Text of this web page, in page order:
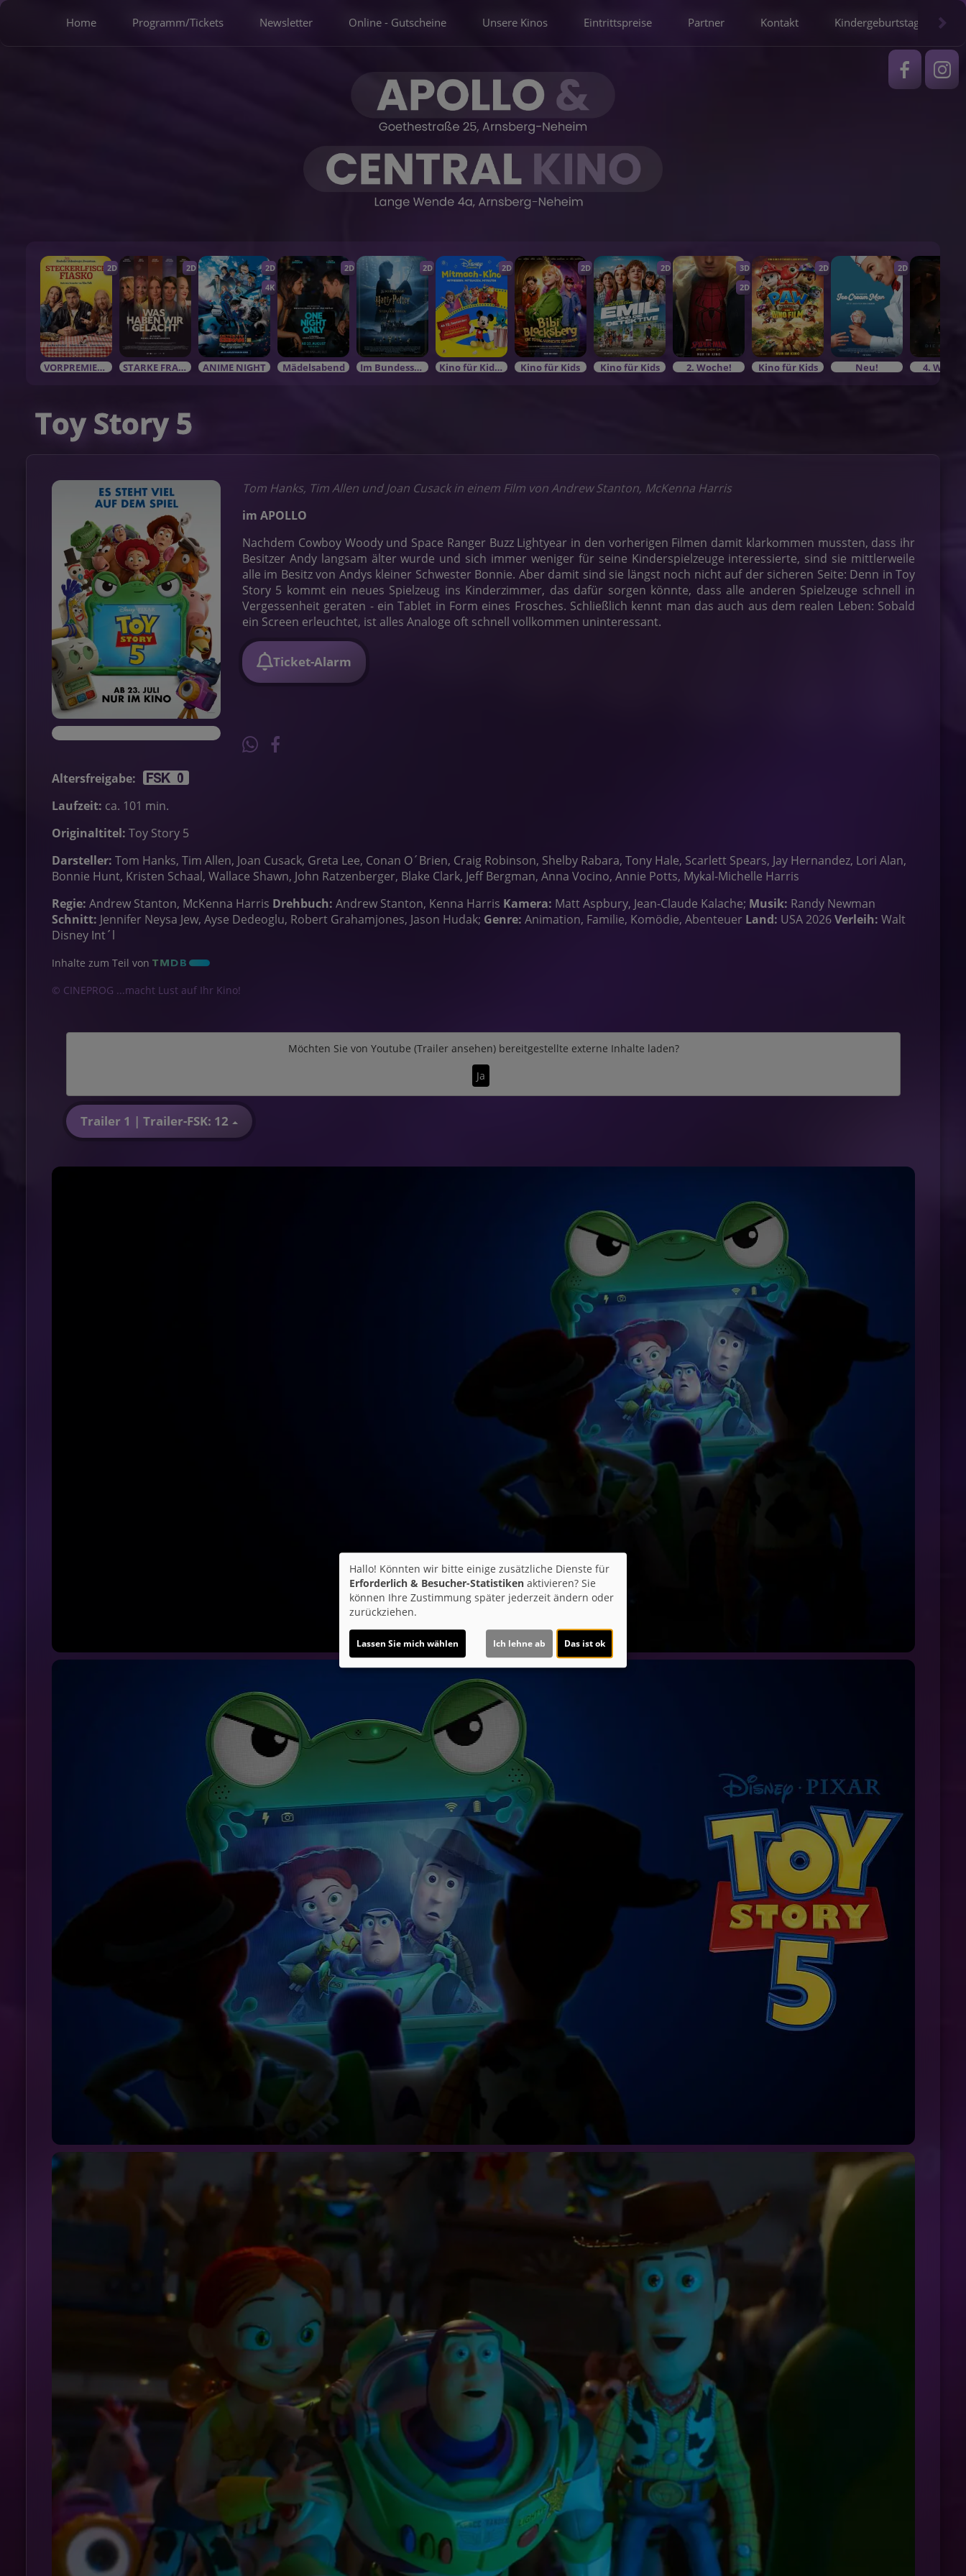
Home Programm/Tickets Newsletter Online - Gutscheine Unsere Kinos Eintrittspreise Partner Kontakt Kindergeburtstag
2D
VORPREMIEREN / EVENTS
2D
STARKE FRAUEN in starken Rolle
2D
4K
ANIME NIGHT
2D
Mädelsabend
2D
Im Bundesstart
2D
Kino für KidsIm Bundesstart
2D
Kino für Kids
2D
Kino für Kids
3D
2D
2. Woche!
2D
Kino für Kids
2D
Neu! 4.
Toy Story 5
Tom Hanks, Tim Allen und Joan Cusack in einem Film von Andrew Stanton, McKenna Harris
im APOLLO
Nachdem Cowboy Woody und Space Ranger Buzz Lightyear in den vorherigen Filmen damit klarkommen mussten, dass ihr
Besitzer Andy langsam älter wurde und sich immer weniger für seine Kinderspielzeuge interessierte, sind sie mittlerweile
alle im Besitz von Andys kleiner Schwester Bonnie. Aber damit sind sie längst noch nicht auf der sicheren Seite: Denn in Toy
Story 5 kommt ein neues Spielzeug ins Kinderzimmer, das dafür sorgen könnte, dass alle anderen Spielzeuge schnell in
Vergessenheit geraten - ein Tablet in Form eines Frosches. Schließlich kennt man das auch aus dem realen Leben: Sobald
ein Screen erleuchtet, ist alles Analoge oft schnell vollkommen uninteressant.
Ticket-Alarm
Altersfreigabe:
Laufzeit: ca. 101 min.
Originaltitel: Toy Story 5
Darsteller: Tom Hanks, Tim Allen, Joan Cusack, Greta Lee, Conan O´Brien, Craig Robinson, Shelby Rabara, Tony Hale, Scarlett Spears, Jay Hernandez, Lori Alan,
Bonnie Hunt, Kristen Schaal, Wallace Shawn, John Ratzenberger, Blake Clark, Jeff Bergman, Anna Vocino, Annie Potts, Mykal-Michelle Harris
Regie: Andrew Stanton, McKenna Harris Drehbuch: Andrew Stanton, Kenna Harris Kamera: Matt Aspbury, Jean-Claude Kalache; Musik: Randy Newman
Schnitt: Jennifer Neysa Jew, Ayse Dedeoglu, Robert Grahamjones, Jason Hudak; Genre: Animation, Familie, Komödie, Abenteuer Land: USA 2026Verleih: Walt
Disney Int´l
Inhalte zum Teil von
© CINEPROG ...macht Lust auf Ihr Kino!
Möchten Sie von Youtube (Trailer ansehen)bereitgestellte externe Inhalte laden?
Ja
Trailer 1 | Trailer-FSK: 12
Hallo! Könnten wir bitte einige zusätzliche Dienste für
Erforderlich & Besucher-Statistiken aktivieren? Sie
können Ihre Zustimmung später jederzeit ändern oder
zurückziehen.
Lassen Sie mich wählen Ich lehne ab Das ist ok